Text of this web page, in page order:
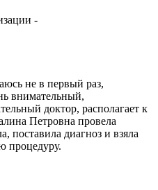
-
не в первый раз,
внимательный,
доктор, располагает к
Петровна провела
поставила диагноз и взяла
процедуру.